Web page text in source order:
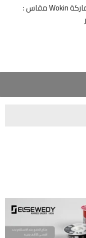
العلامة التجارية Wokin لاصق تغليف شفاف ماركة Wokin مقاس :